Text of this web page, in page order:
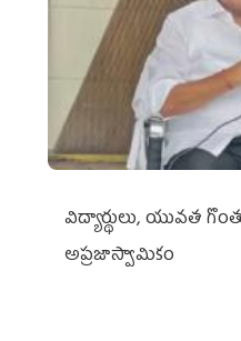
విద్యార్థులు, యువత
అప్రజాస్వామికం